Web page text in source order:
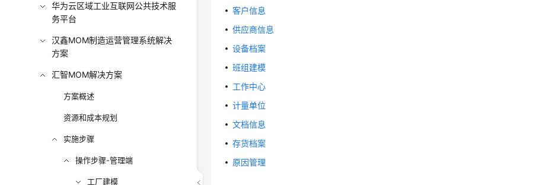
华为云区域工业互联网公共技术服
务平台
汉鑫MOM制造运营管理系统解决
方案
汇智MOM解决方案
方案概述
资源和成本规划
实施步骤
操作步骤-管理端
工厂建模
客户信息
供应商信息
设备档案
班组建模
工作中心
计量单位
文档信息
存货档案
原因管理